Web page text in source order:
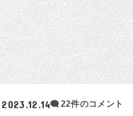
2023.12.14 22件のコメント